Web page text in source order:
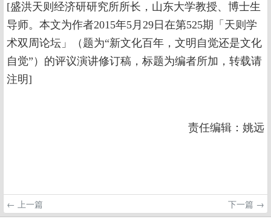
[盛洪天则经济研研究所所长，山东大学教授、博士生
导师。本文为作者2015年5月29日在第525期「天则学
术双周论坛」（题为“新文化百年，文明自觉还是文化
自觉”）的评议演讲修订稿，标题为编者所加，转载请
注明]
责任编辑：姚远
← 上一篇
下一篇 →